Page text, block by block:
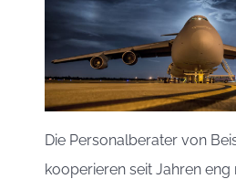
CW-HIRE
Die Personalberater von
kooperieren seit Jahren